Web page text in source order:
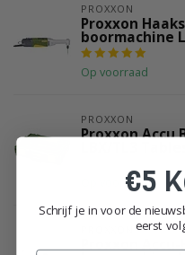
PROXXON
Proxxon
boormachine
Op voorraad
PROXXON
Proxxon Accu
Op voorraad
Proxxon Accu-
€5
Schrijf je in voor de
eerst